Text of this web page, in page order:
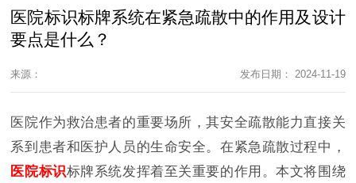
医院标识标牌系统在紧急疏散中的作用及设计
要点是什么？
来源： 发布日期： 2024-11-19
医院作为救治患者的重要场所，其安全疏散能力直接关
系到患者和医护人员的生命安全。在紧急疏散过程中，
医院标识标牌系统发挥着至关重要的作用。本文将围绕